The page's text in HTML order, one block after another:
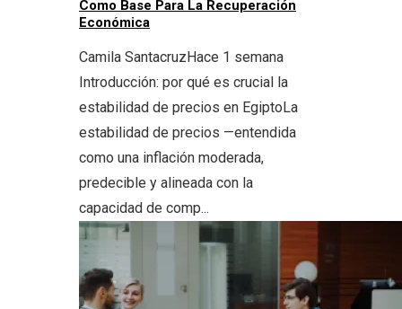
Como Base Para La Recuperación
Económica
Camila SantacruzHace 1 semana
Introducción: por qué es crucial la
estabilidad de precios en EgiptoLa
estabilidad de precios —entendida
como una inflación moderada,
predecible y alineada con la
capacidad de comp...